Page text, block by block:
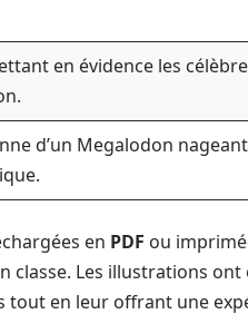
en évidence les
d’un Megalodon
en PDF ou
classe. Les illustrations
tout en leur offrant une